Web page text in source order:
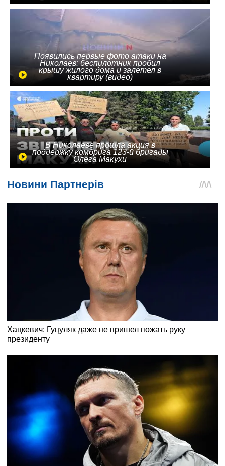
Появились первые фото атаки на
Николаев: беспилотник пробил
крышу жилого дома и залетел в
квартиру (видео)
В Николаеве прошла акция в
поддержку комбрига 123-й бригады
Олега Макухи